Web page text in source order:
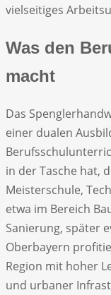
vielseitiges
Was den
macht
Das
einer dualen
in der Tasche hat,
Meisterschule,
etwa im Bereich
Sanierung, später
Oberbayern
Region mit hoher
und urbaner